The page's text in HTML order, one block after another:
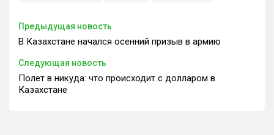
Предыдущая новость
В Казахстане начался осенний призыв в армию
Следующая новость
Полет в никуда: что происходит с долларом в
Казахстане